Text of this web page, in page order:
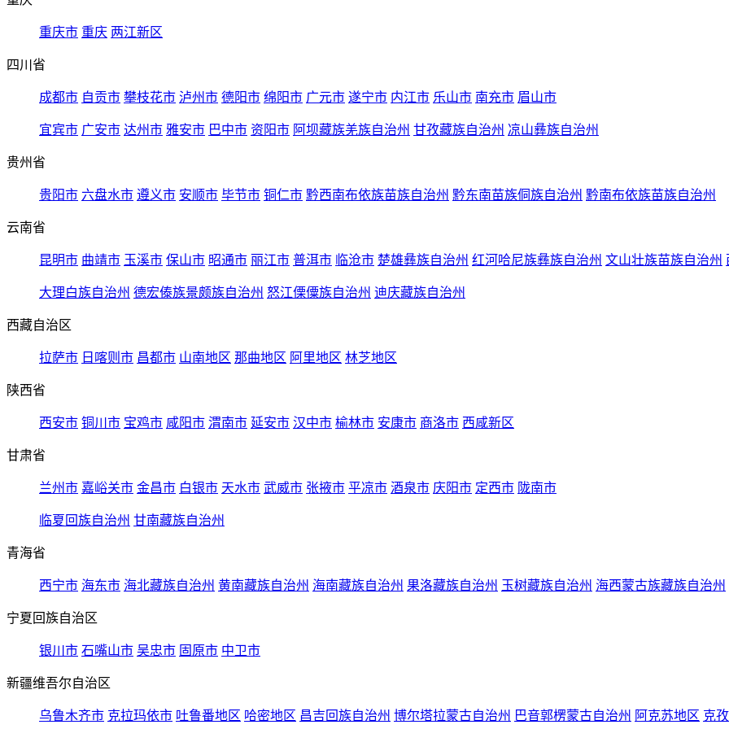
重庆市 重庆 两江新区
四川省
成都市 自贡市 攀枝花市 泸州市 德阳市 绵阳市 广元市 遂宁市 内江市 乐山市 南充市 眉山市
宜宾市 广安市 达州市 雅安市 巴中市 资阳市 阿坝藏族羌族自治州 甘孜藏族自治州 凉山彝族自治州
贵州省
贵阳市 六盘水市 遵义市 安顺市 毕节市 铜仁市 黔西南布依族苗族自治州 黔东南苗族侗族自治州 黔南布依族苗族自治州
云南省
昆明市 曲靖市 玉溪市 保山市 昭通市 丽江市 普洱市 临沧市 楚雄彝族自治州 红河哈尼族彝族自治州 文山壮族苗族自治州
大理白族自治州 德宏傣族景颇族自治州 怒江傈僳族自治州 迪庆藏族自治州
西藏自治区
拉萨市 日喀则市 昌都市 山南地区 那曲地区 阿里地区 林芝地区
陕西省
西安市 铜川市 宝鸡市 咸阳市 渭南市 延安市 汉中市 榆林市 安康市 商洛市 西咸新区
甘肃省
兰州市 嘉峪关市 金昌市 白银市 天水市 武威市 张掖市 平凉市 酒泉市 庆阳市 定西市 陇南市
临夏回族自治州 甘南藏族自治州
青海省
西宁市 海东市 海北藏族自治州 黄南藏族自治州 海南藏族自治州 果洛藏族自治州 玉树藏族自治州 海西蒙古族藏族自治州
宁夏回族自治区
银川市 石嘴山市 吴忠市 固原市 中卫市
新疆维吾尔自治区
乌鲁木齐市 克拉玛依市 吐鲁番地区 哈密地区 昌吉回族自治州 博尔塔拉蒙古自治州 巴音郭楞蒙古自治州 阿克苏地区 克